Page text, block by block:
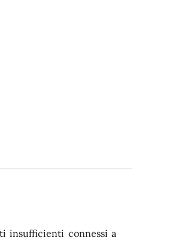
insufficienti connessi a